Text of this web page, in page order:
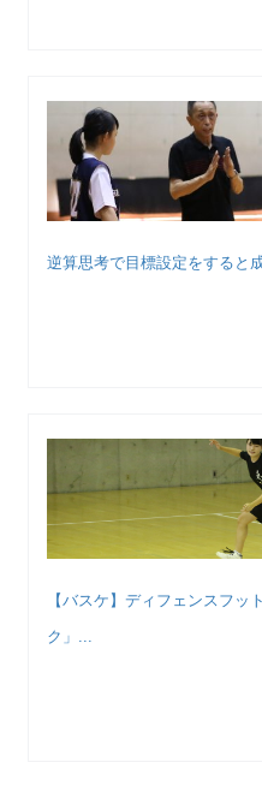
逆算思考で目標設定をすると
【バスケ】ディフェンスフッ
ク」...